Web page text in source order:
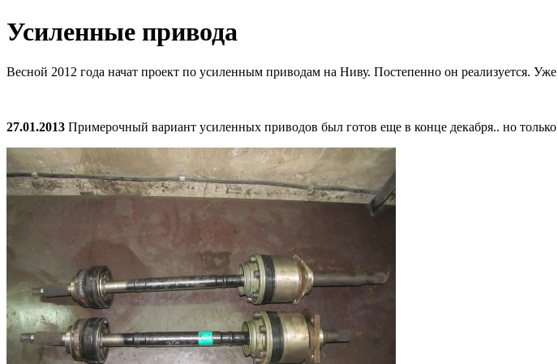
Усиленные привода
Весной 2012 года начат проект по усиленным приводам на Ниву. Постепенно он реализуется.
27.01.2013 Примерочный вариант усиленных приводов был готов еще в конце декабря.. но